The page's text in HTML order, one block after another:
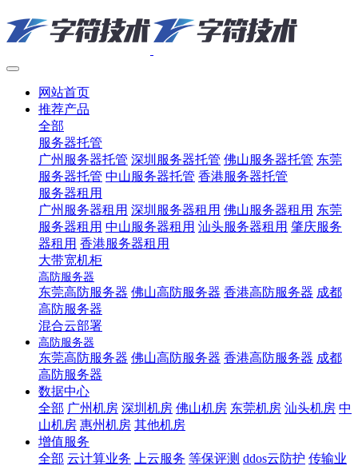
网站首页
推荐产品
全部
服务器托管
广州服务器托管 深圳服务器托管 佛山服务器托管 东莞
服务器托管 中山服务器托管 香港服务器托管
服务器租用
广州服务器租用 深圳服务器租用 佛山服务器租用 东莞
服务器租用 中山服务器租用 汕头服务器租用 肇庆服务
器租用 香港服务器租用
大带宽机柜
高防服务器
东莞高防服务器 佛山高防服务器 香港高防服务器 成都
高防服务器
混合云部署
高防服务器
东莞高防服务器 佛山高防服务器 香港高防服务器 成都
高防服务器
数据中心
全部 广州机房 深圳机房 佛山机房 东莞机房 汕头机房 中
山机房 惠州机房 其他机房
增值服务
全部 云计算业务 上云服务 等保评测 ddos云防护 传输业